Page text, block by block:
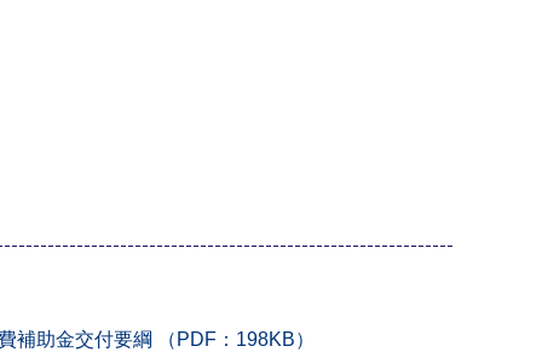
補助金交付要綱 （PDF：198KB）